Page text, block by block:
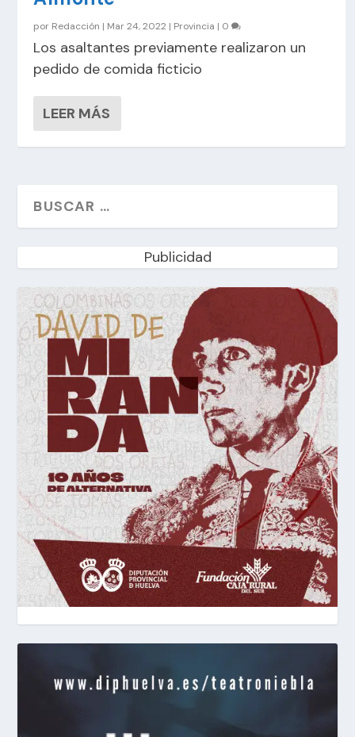
por Redacción | Mar 24, 2022 | Provincia | 0
Los asaltantes previamente realizaron un
pedido de comida ficticio
LEER MÁS
Publicidad